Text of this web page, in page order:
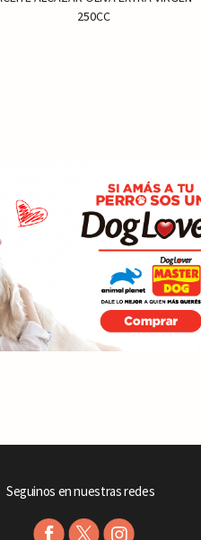
250CC
Seguinos en nuestras redes